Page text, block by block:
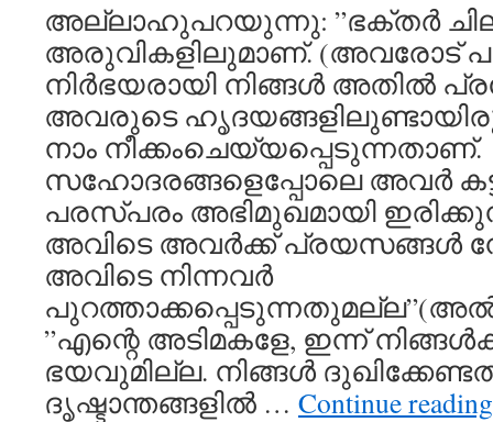
അല്ലാഹുപറയുന്നു: ”ഭക്തർ ചില
അരുവികളിലുമാണ്. (അവരോട്
നിർഭയരായി നിങ്ങൾ അതിൽ
അവരുടെ
നാം നീക്കംചെയ്യപ്പെടുന്നതാണ്.
സഹോദരങ്ങളെപ്പോലെ അവർ
പരസ്പരം അഭിമുഖമായി
അവിടെ അവർക്ക് പ്രയസങ്ങൾ
അവിടെ നിന്നവർ
”എന്റെ അടിമകളേ, ഇന്ന്
ഭയവുമില്ല. നിങ്ങൾ
ദൃഷ്ടാന്തങ്ങളിൽ … Continue